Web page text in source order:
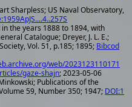
Sharpless; US Naval Observatory,
the years 1888 to 1894, with
Catalogue; Dreyer, J. L. E.;
Vol. 51, p.185; 1895; Bibcod
web/2023123110171
gaze-shajn; 2023-05-06
Publications of the
59, Number 350; 1947; DOI:1